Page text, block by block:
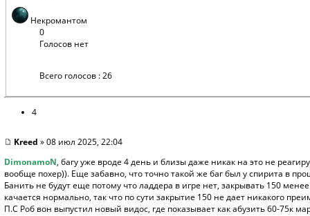
Некромантом
0
Голосов нет
Всего голосов : 26
4
Kreed » 08 июл 2025, 22:04
DimonamoN, багу уже вроде 4 день и близы даже никак на это не
вообще похер)). Еще забавно, что точно такой же баг был у спирита в
Банить не будут еще потому что ладдера в игре нет, закрывать 150
качается нормально, так что по сути закрытие 150 не дает никакого
П.С Роб вон выпустил новый видос, где показывает как абузить 60-75к